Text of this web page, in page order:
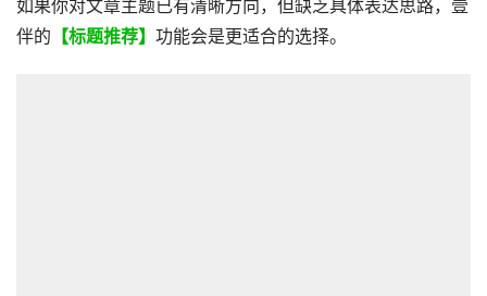
如果你对文章主题已有清晰方向，但缺乏具体表达思路，壹
伴的 【标题推荐】 功能会是更适合的选择。